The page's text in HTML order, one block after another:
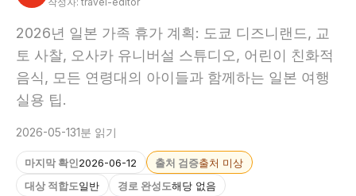
2026년 일본 가족 휴가 계획: 도쿄 디즈니랜드, 교
토 사찰, 오사카 유니버설 스튜디오, 어린이 친화적
음식, 모든 연령대의 아이들과 함께하는 일본 여행
실용 팁.
2026-05-131분 읽기
마지막 확인2026-06-12 출처 검증출처 미상
대상 적합도일반 경로 완성도해당 없음